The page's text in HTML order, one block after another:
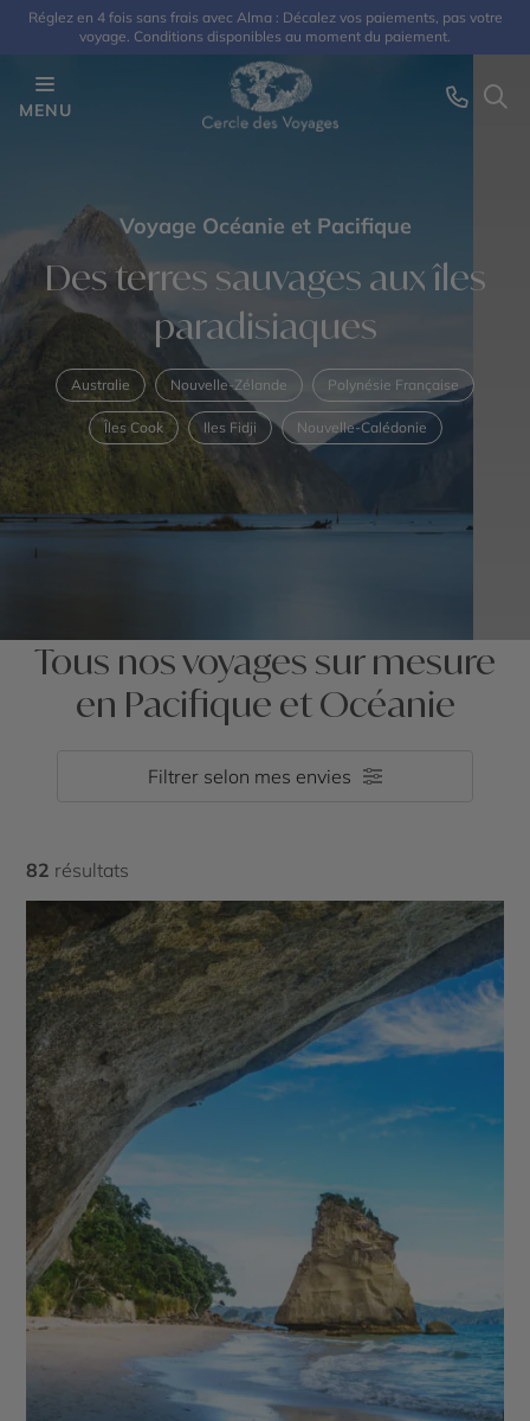
Réglez en 4 fois sans frais avec Alma : Décalez vos paiements, pas votre
voyage. Conditions disponibles au moment du paiement.
MENU
Voyage Océanie et Pacifique
Des terres sauvages aux îles
paradisiaques
Australie Nouvelle-Zélande Polynésie Française
Îles Cook Iles Fidji Nouvelle-Calédonie
Tous nos voyages sur mesure
en Pacifique et Océanie
Filtrer selon mes envies
82 résultats